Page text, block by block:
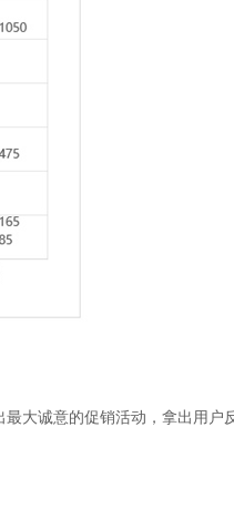
最大诚意的促销活动，拿出用户